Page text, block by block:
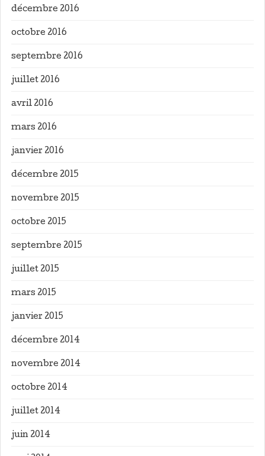
décembre 2016
octobre 2016
septembre 2016
juillet 2016
avril 2016
mars 2016
janvier 2016
décembre 2015
novembre 2015
octobre 2015
septembre 2015
juillet 2015
mars 2015
janvier 2015
décembre 2014
novembre 2014
octobre 2014
juillet 2014
juin 2014